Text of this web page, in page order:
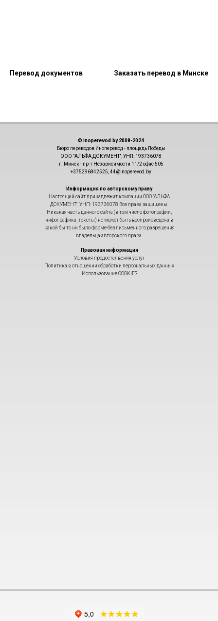
Перевод документов Заказать перевод в Минске
© inoperevod.by 2008-2024
Бюро переводов Иноперевод - площадь Победы
ООО "АЛЬФА ДОКУМЕНТ", УНП: 193736078
г. Минск - пр-т Независимости 11/2 офис 505
+375296842525, 44@inoperevod.by
Информация по авторскому праву
Настоящий сайт принадлежит компании ООО "АЛЬФА
ДОКУМЕНТ", УНП: 193736078 Все права защищены.
Никакая часть данного сайта (в том числе фотографии,
инфографика, тексты) не может быть воспроизведена в
какой бы то ни было форме без письменного разрешения
владельца авторского права.
Правовая информация
Условия предосталвения услуг
Политика в отношении обработки персональных данных
Использование COOKIES